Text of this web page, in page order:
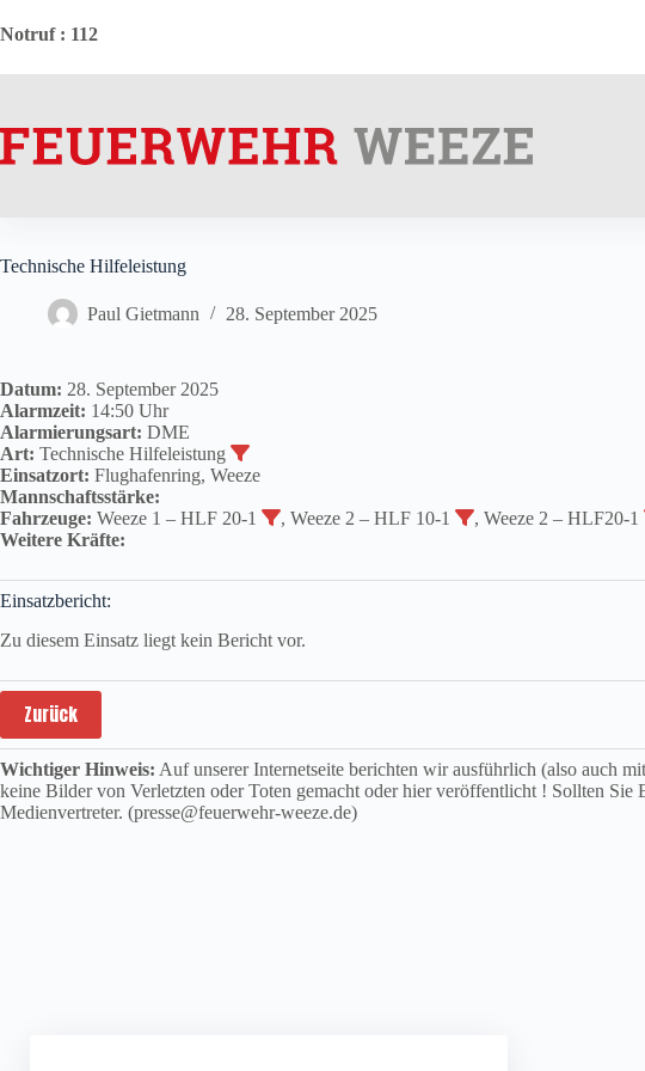
Inhalt
Notruf: 112
Technische Hilfeleistung
Paul Gietmann 28. September 2025
Datum: 28. September 2025
Alarmzeit: 14:50 Uhr
Alarmierungsart: DME
Art: Technische Hilfeleistung
Einsatzort: Flughafenring, Weeze
Mannschaftsstärke:
Fahrzeuge: Weeze 1 – HLF 20-1 , Weeze 2 – HLF 10-1
, Weeze 2 – HLF20-1
Weitere Kräfte:
Einsatzbericht:
Zu diesem Einsatz liegt kein Bericht vor.
Zurück
Wichtiger Hinweis: Auf unserer Internetseite berichten wir ausführlich (also auch
keine Bilder von Verletzten oder Toten gemacht oder hier veröffentlicht ! Sollten
Medienvertreter. (presse@feuerwehr-weeze.de)